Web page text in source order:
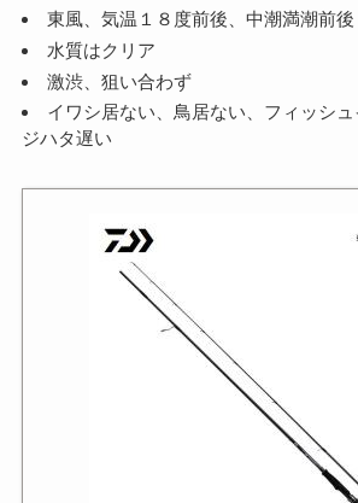
東風、気温１８度前後、中潮満潮前後
水質はクリア
激渋、狙い合わず
イワシ居ない、鳥居ない、フィッシ
ジハタ遅い